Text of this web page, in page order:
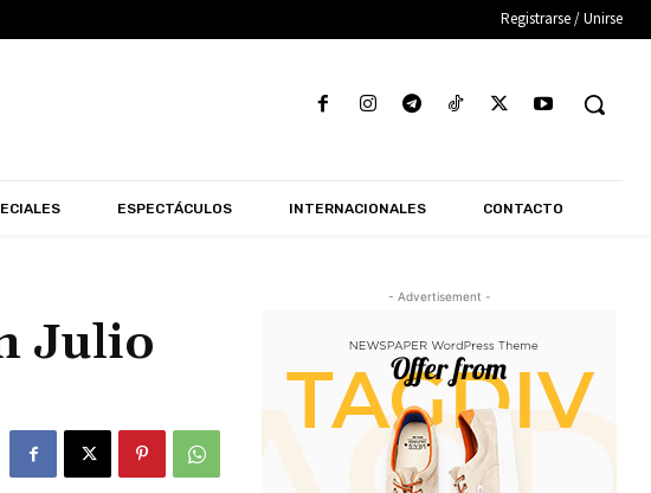
Registrarse / Unirse
ESPECTÁCULOS INTERNACIONALES CONTACTO
Julio
- Advertisement -